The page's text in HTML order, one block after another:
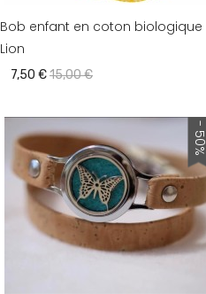
Bob enfant en coton biologique
Lion
7,50 €15,00 €
- 50%